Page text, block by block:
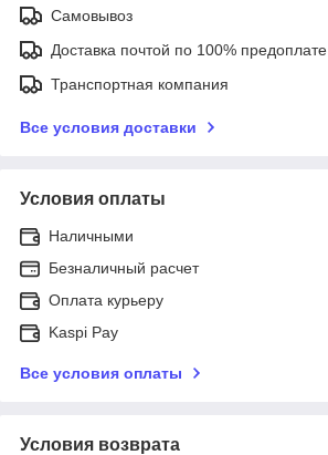
Самовывоз
Доставка почтой по 100% предоплате
Транспортная компания
Все условия доставки
Условия оплаты
Наличными
Безналичный расчет
Оплата курьеру
Kaspi Pay
Все условия оплаты
Условия возврата